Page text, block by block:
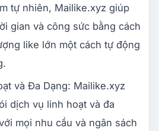
tự nhiên, Mailike.xyz giúp
gian và công sức bằng cách
like lớn một cách tự động
và Đa Dạng: Mailike.xyz
dịch vụ linh hoạt và đa
mọi nhu cầu và ngân sách